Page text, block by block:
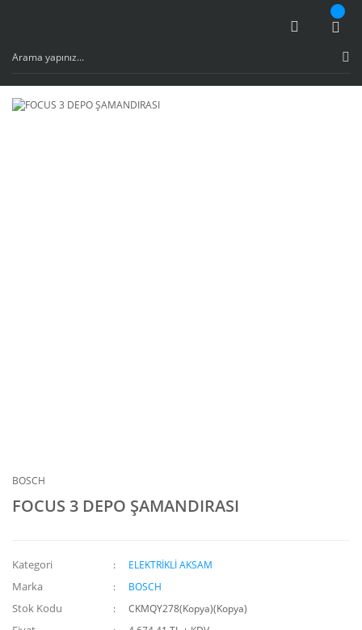
BOSCH
FOCUS 3 DEPO ŞAMANDIRASI
Kategori ELEKTRİKLİ AKSAM
Marka BOSCH
Stok Kodu CKMQY278(Kopya)(Kopya)